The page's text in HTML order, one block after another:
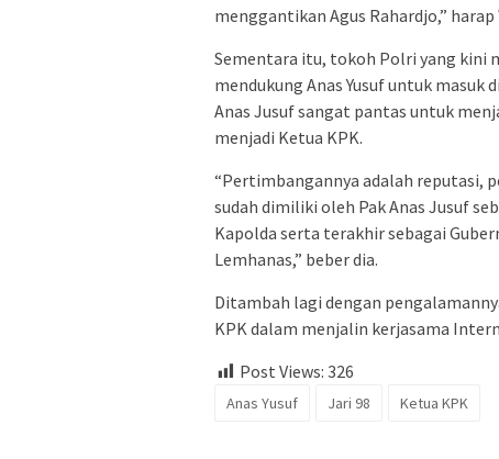
menggantikan Agus Rahardjo,” harap
Sementara itu, tokoh Polri yang kini
mendukung Anas Yusuf untuk masuk
Anas Jusuf sangat pantas untuk
menjadi Ketua KPK.
“Pertimbangannya adalah reputasi,
sudah dimiliki oleh Pak Anas Jusuf
Kapolda serta terakhir sebagai
Lemhanas,” beber dia.
Ditambah lagi dengan
KPK dalam menjalin kerjasama
Post Views: 326
Anas Yusuf Jari 98 Ketua KPK